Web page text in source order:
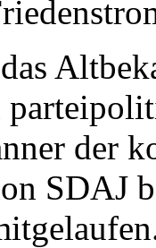
der
SDAJ